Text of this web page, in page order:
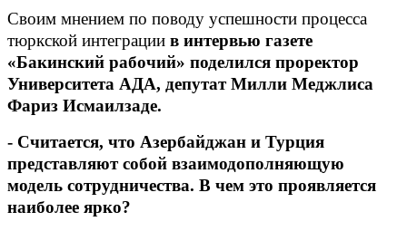
Своим мнением по поводу успешности процесса
тюркской интеграции в интервью газете
«Бакинский рабочий» поделился проректор
Университета АДА, депутат Милли Меджлиса
Фариз Исмаилзаде.
- Считается, что Азербайджан и Турция
представляют собой взаимодополняющую
модель сотрудничества. В чем это проявляется
наиболее ярко?